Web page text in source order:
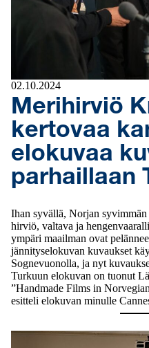
02.10.2024
Merihirviö
kertovaa
elokuvaa
parhaillaan
Ihan syvällä, Norjan
hirviö, valtava ja
ympäri maailman ovat
jännityselokuvan kuvaukset
Sognevuonolla, ja nyt
Turkuun elokuvan on tuonut
”Handmade Films in
esitteli elokuvan minulle